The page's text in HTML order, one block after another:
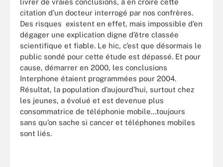
livrer de vraies conclusions, à en croire cette
citation d’un docteur interrogé par nos confrères.
Des risques existent en effet, mais impossible d’en
dégager une explication digne d’être classée
scientifique et fiable. Le hic, c’est que désormais le
public sondé pour cette étude est dépassé. Et pour
cause, démarrer en 2000, les conclusions
Interphone étaient programmées pour 2004.
Résultat, la population d’aujourd’hui, surtout chez
les jeunes, a évolué et est devenue plus
consommatrice de téléphonie mobile...toujours
sans qu’on sache si cancer et téléphones mobiles
sont liés.